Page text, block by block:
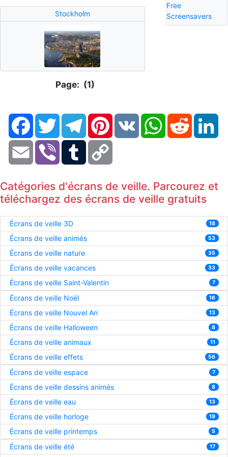
Stockholm
Page: (1)
Free
Screensavers
FacebookTwitter TelegramPinterestVK WhatsAppReddit
Email Viber Tumblr
Catégories d'écrans de veille. Parcourez et
téléchargez des écrans de veille gratuits
Écrans de veille 3D 18
Écrans de veille animés 53
Écrans de veille nature 35
Écrans de veille vacances 33
Écrans de veille Saint-Valentin 7
Écrans de veille Noël 16
Écrans de veille Nouvel An 13
Écrans de veille Halloween 8
Écrans de veille animaux 11
Écrans de veille effets 56
Écrans de veille espace 7
Écrans de veille dessins animés 8
Écrans de veille eau 13
Écrans de veille horloge 19
Écrans de veille printemps 5
Écrans de veille été 17